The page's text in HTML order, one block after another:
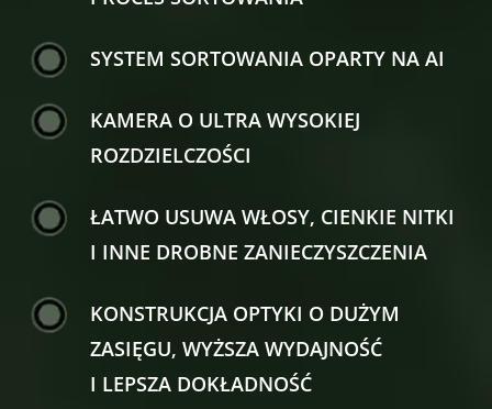
SYSTEM SORTOWANIA OPARTY NA AI
KAMERA O ULTRA WYSOKIEJ
ROZDZIELCZOŚCI
ŁATWO USUWA WŁOSY, CIENKIE NITKI
I INNE DROBNE ZANIECZYSZCZENIA
KONSTRUKCJA OPTYKI O DUŻYM
ZASIĘGU, WYŻSZA WYDAJNOŚĆ
I LEPSZA DOKŁADNOŚĆ